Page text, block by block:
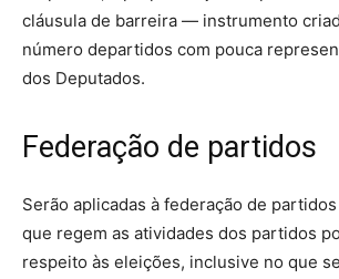
cláusula de barreira — instrumento
número departidos com pouca
dos Deputados.
Federação de partidos
Serão aplicadas à federação de
que regem as atividades dos partidos
respeito às eleições, inclusive no que